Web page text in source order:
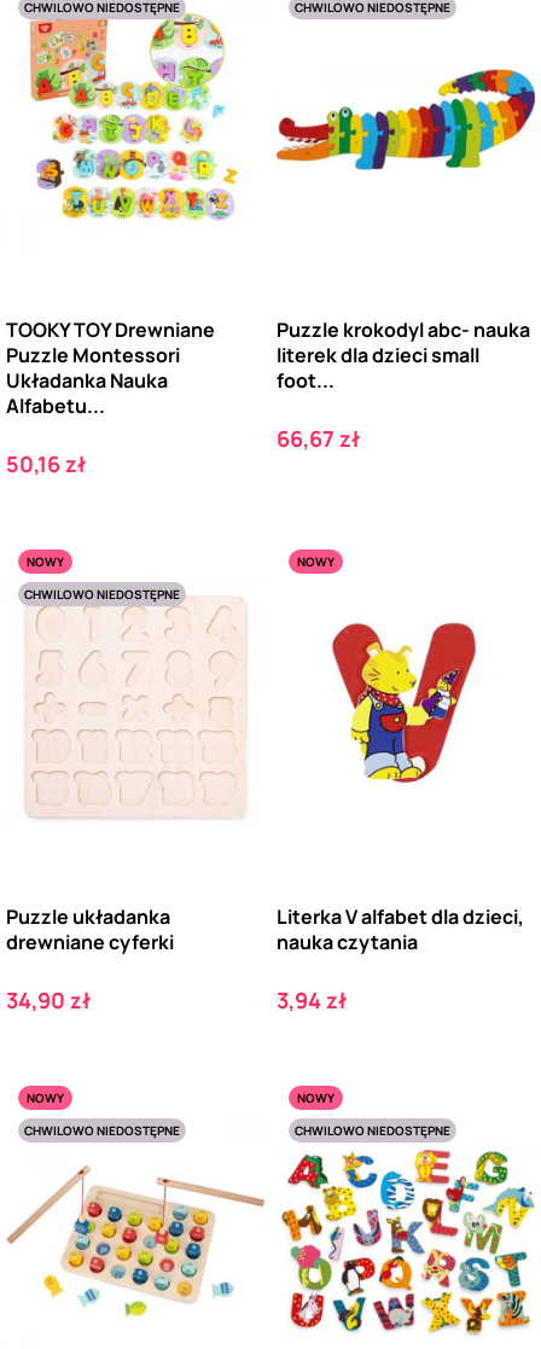
CHWILOWO NIEDOSTĘPNE
TOOKY TOY Drewniane
Puzzle Montessori
Układanka Nauka
Alfabetu...
Cena
50,16 zł
CHWILOWO NIEDOSTĘPNE
Puzzle krokodyl abc- nauka
literek dla dzieci small
foot...
Cena
66,67 zł
NOWY
CHWILOWO NIEDOSTĘPNE
Puzzle układanka
drewniane cyferki
Cena
34,90 zł
NOWY
Literka V alfabet dla dzieci,
nauka czytania
Cena
3,94 zł
NOWY
CHWILOWO NIEDOSTĘPNE
NOWY
CHWILOWO NIEDOSTĘPNE